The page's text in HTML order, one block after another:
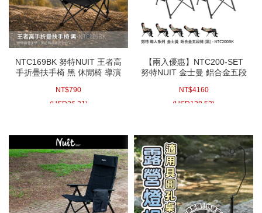
NTC169BK 努特NUIT 王者高
手折疊扶手椅 黑 休閒椅 導演
NT$790
(USD26.31)
【兩入優惠】NTC200-SET
努特NUIT 金士曼 鋁合金五段
NT$4160
(USD138.53)